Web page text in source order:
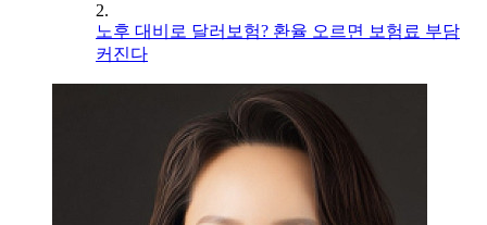
2.
노후 대비로 달러보험? 환율 오르면 보험료 부담
커진다